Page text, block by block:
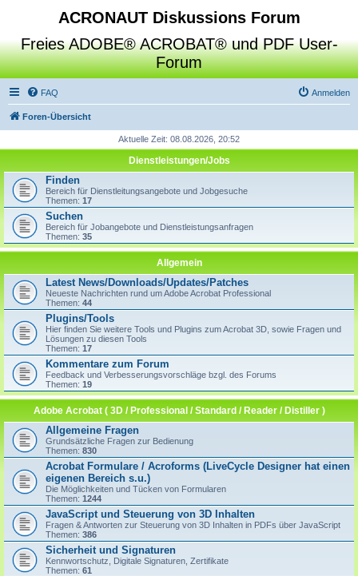
ACRONAUT Diskussions Forum
Freies ADOBE® ACROBAT® und PDF User-
Forum
FAQ Anmelden
Foren-Übersicht
Aktuelle Zeit: 08.08.2026, 20:52
Dienstleistungen/Jobs
Finden
Bereich für Dienstleitungsangebote und Jobgesuche
Themen: 17
Suchen
Bereich für Jobangebote und Dienstleistungsanfragen
Themen: 35
Allgemein
Latest News/Downloads/Updates/Patches
Neueste Nachrichten rund um Adobe Acrobat Professional
Themen: 44
Plugins/Tools
Hier finden Sie weitere Tools und Plugins zum Acrobat 3D, sowie Fragen und
Lösungen zu diesen Tools
Themen: 17
Kommentare zum Forum
Feedback und Verbesserungsvorschläge bzgl. des Forums
Themen: 19
Adobe Acrobat ( 3D / Professional / Standard / Reader / Distiller )
Allgemeine Fragen
Grundsätzliche Fragen zur Bedienung
Themen: 830
Acrobat Formulare / Acroforms (LiveCycle Designer hat einen
eigenen Bereich s.u.)
Die Möglichkeiten und Tücken von Formularen
Themen: 1244
JavaScript und Steuerung von 3D Inhalten
Fragen & Antworten zur Steuerung von 3D Inhalten in PDFs über JavaScript
Themen: 386
Sicherheit und Signaturen
Kennwortschutz, Digitale Signaturen, Zertifikate
Themen: 61